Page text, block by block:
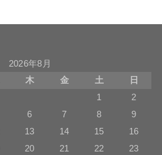
2026年8月
木 金 土
日
1
2
6 7 8
9
13 14 15
16
20 21 22
23